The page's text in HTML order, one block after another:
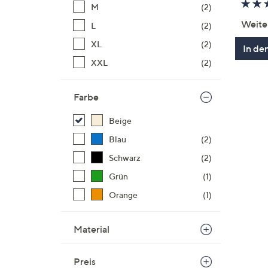
M
(2)
L
(2)
XL
(2)
XXL
(2)
Farbe
Beige
Blau
(2)
Schwarz
(2)
Grün
(1)
Orange
(1)
Material
Preis
In